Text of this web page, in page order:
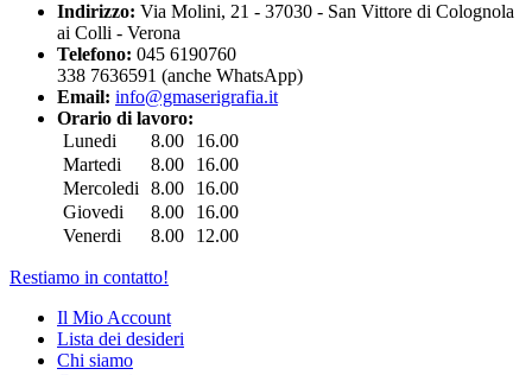
Indirizzo: Via Molini, 21 - 37030 - San Vittore di Colognola
ai Colli - Verona
Telefono: 045 6190760
338 7636591 (anche WhatsApp)
Email: info@gmaserigrafia.it
Orario di lavoro:
Lunedi
8.00
16.00
Martedi
8.00
16.00
Mercoledi
8.00
16.00
Giovedi
8.00
16.00
Venerdi
8.00 12.00
Restiamo in contatto!
Il Mio Account
Lista dei desideri
Chi siamo